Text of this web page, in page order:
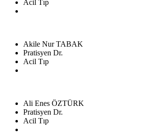
Acil Tıp
Akile Nur TABAK
Pratisyen Dr.
Acil Tıp
Ali Enes ÖZTÜRK
Pratisyen Dr.
Acil Tıp